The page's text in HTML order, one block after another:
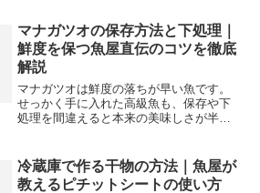
の仕方を間違えると傷みが早く、せっか
くの美味しさが台無しになっ...
マナガツオの保存方法と下処理｜
鮮度を保つ魚屋直伝のコツを徹底
解説
マナガツオは鮮度の落ちが早い魚です。
せっかく手に入れた高級魚も、保存や下
処理を間違えると本来の美味しさが半減
理のコツをくわしく解説します。【マナ
ガツオは鮮度が命の魚】マ...
冷蔵庫で作る干物の方法｜魚屋が
教えるピチットシートの使い方